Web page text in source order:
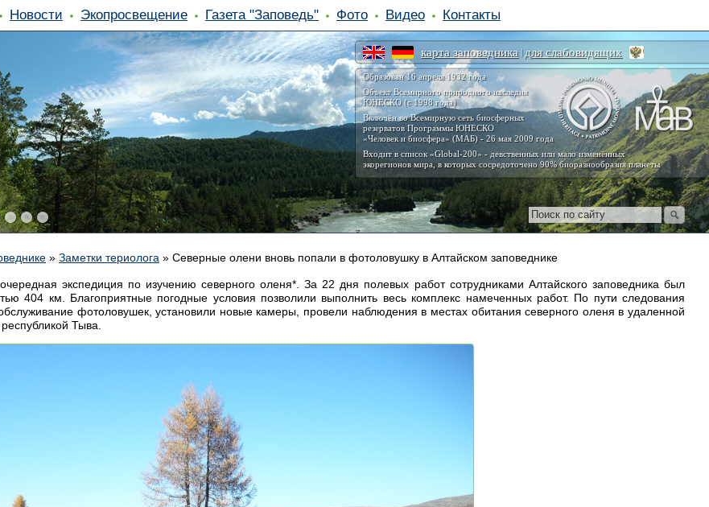
карта заповедника | для слабовидящих
Образован 16 апреля 1932 года
Объект Всемирного природного наследия
ЮНЕСКО (с 1998 года)
Включён во Всемирную сеть биосферных
резерватов Программы ЮНЕСКО
«Человек и биосфера» (МАБ) - 26 мая 2009 года
Входит в список «Global-200» - девственных или мало изменённых
экорегионов мира, в которых сосредоточено 90% биоразнообразия планеты
Новости Экопросвещение Газета "Заповедь" Фото Видео Контакты
» Заметки териолога » Северные олени вновь попали в фотоловушку в Алтайском заповеднике
экспедиция по изучению северного оленя*. За 22 дня полевых работ сотрудниками Алтайского заповедника был
404 км. Благоприятные погодные условия позволили выполнить весь комплекс намеченных работ. По пути следования
фотоловушек, установили новые камеры, провели наблюдения в местах обитания северного оленя в удаленной
Тыва.